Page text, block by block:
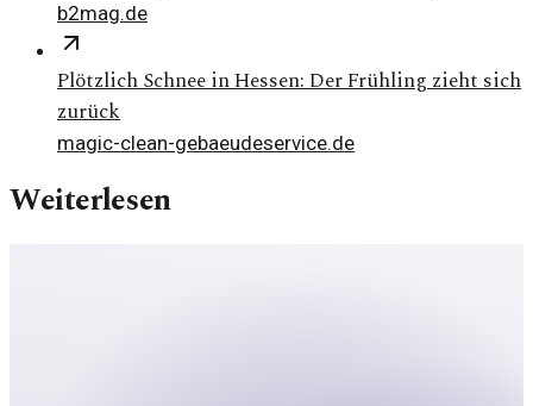
b2mag.de
Plötzlich Schnee in Hessen: Der Frühling zieht sich
zurück
magic-clean-gebaeudeservice.de
Weiterlesen